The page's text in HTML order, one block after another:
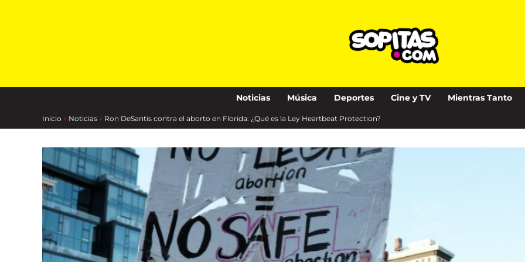
Noticias Música Deportes Cine y TV Mientras Tanto
Inicio » Noticias » Ron DeSantis contra el aborto en Florida: ¿Qué es la Ley Heartbeat Protection?